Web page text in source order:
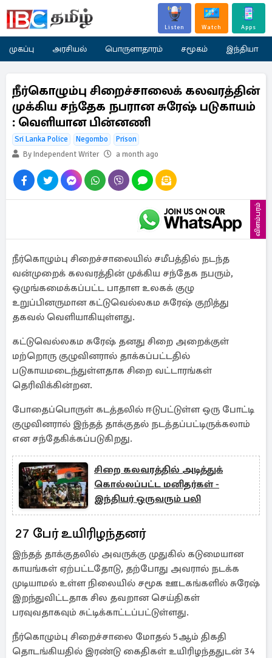
Listen Watch Apps
முகப்பு அரசியல் பொருளாதாரம் சமூகம் இந்தியா
நீர்கொழும்பு சிறைச்சாலைக் கலவரத்தின்
முக்கிய சந்தேக நபரான சுரேஷ் படுகாயம்
: வெளியான பின்னணி
Sri Lanka Police Negombo
Prison
By Independent Writer
a month ago
விளம்பரம்
நீர்கொழும்பு சிறைச்சாலையில் சமீபத்தில் நடந்த
வன்முறைக் கலவரத்தின் முக்கிய சந்தேக நபரும்,
ஒழுங்கமைக்கப்பட்ட பாதாள உலகக் குழு
உறுப்பினருமான கட்டுவெல்லகம சுரேஷ் குறித்து
தகவல் வெளியாகியுள்ளது.
கட்டுவெல்லகம சுரேஷ் தனது சிறை அறைக்குள்
மற்றொரு குழுவினரால் தாக்கப்பட்டதில்
படுகாயமடைந்துள்ளதாக சிறை வட்டாரங்கள்
தெரிவிக்கின்றன.
போதைப்பொருள் கடத்தலில் ஈடுபட்டுள்ள ஒரு போட்டி
குழுவினரால் இந்தத் தாக்குதல் நடத்தப்பட்டிருக்கலாம்
என சந்தேகிக்கப்படுகிறது.
சிறை கலவரத்தில் அடித்துக்
கொல்லப்பட்ட மனிதர்கள் -
இந்தியர் ஒருவரும் பலி
27 பேர் உயிரிழந்தனர்
இந்தத் தாக்குதலில் அவருக்கு முதுகில் கடுமையான
காயங்கள் ஏற்பட்டதோடு, தற்போது அவரால் நடக்க
முடியாமல் உள்ள நிலையில் சமூக ஊடகங்களில் சுரேஷ்
இறந்துவிட்டதாக சில தவறான செய்திகள்
பரவுவதாகவும் சுட்டிக்காட்டப்பட்டுள்ளது.
நீர்கொழும்பு சிறைச்சாலை மோதல் 5ஆம் திகதி
தொடங்கியதில் இரண்டு கைதிகள் உயிரிழந்ததுடன் 34